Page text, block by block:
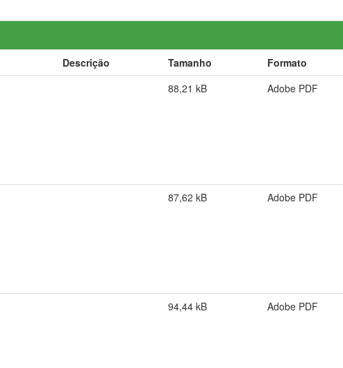
Descrição Tamanho
Formato
88,21 kB Adobe PDF
87,62 kB Adobe PDF
94,44 kB Adobe PDF